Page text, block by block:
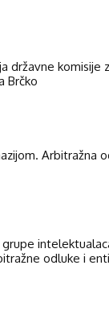
državne komisije
Brčko
Arbitražna
odluke i